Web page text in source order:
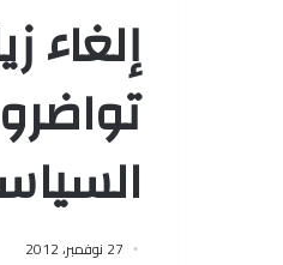
إلغاء
27 نوفمبر، 2012